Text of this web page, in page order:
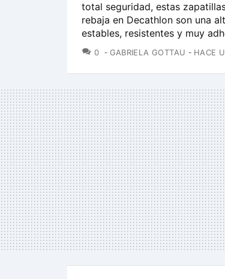
total seguridad, estas
rebaja en Decathlon son una
estables, resistentes y muy
0 COMENTARIOS
GABRIELA GOTTAU HACE